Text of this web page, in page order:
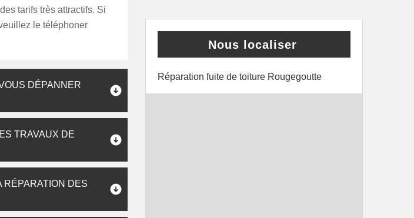
tarifs très attractifs. Si
le téléphoner
DÉPANNER
TRAVAUX DE
RÉPARATION DES
Nous localiser
Réparation fuite de toiture Rougegoutte